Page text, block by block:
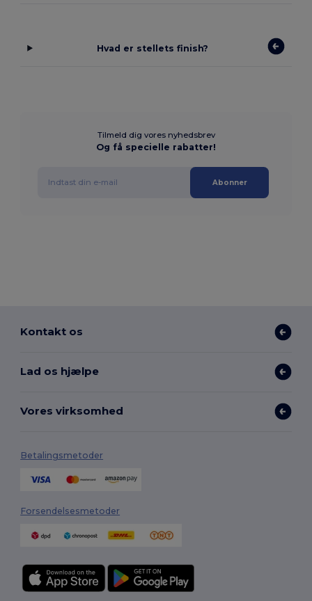
Hvad er stellets finish?
Tilmeld dig vores nyhedsbrev
Og få specielle rabatter!
Abonner
Kontakt os
Lad os hjælpe
Vores virksomhed
Betalingsmetoder
Forsendelsesmetoder